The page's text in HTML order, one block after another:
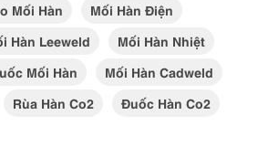
Mối Hàn
Mối Hàn Điện
Hàn Leeweld
Mối Hàn Nhiệt
Mối Hàn
Mối Hàn Cadweld
Rùa Hàn Co2
Đuốc Hàn Co2